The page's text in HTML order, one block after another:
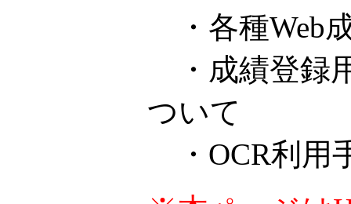
・各種Web
・成績登録
ついて
・OCR利用